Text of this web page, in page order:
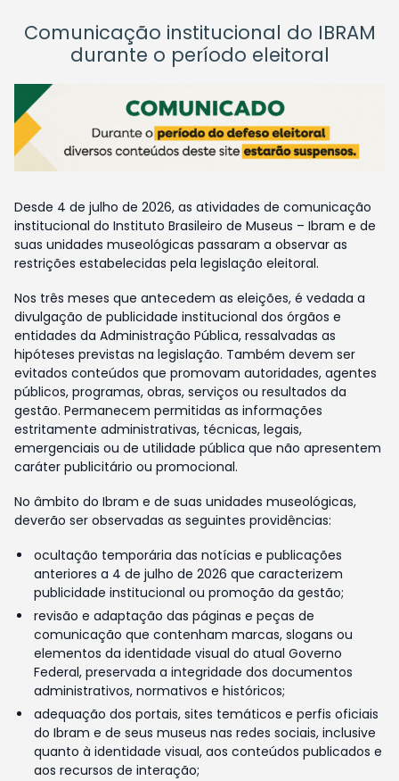
Comunicação institucional do IBRAM
durante o período eleitoral
Desde 4 de julho de 2026, as atividades de comunicação
institucional do Instituto Brasileiro de Museus – Ibram e de
suas unidades museológicas passaram a observar as
restrições estabelecidas pela legislação eleitoral.
Nos três meses que antecedem as eleições, é vedada a
divulgação de publicidade institucional dos órgãos e
entidades da Administração Pública, ressalvadas as
hipóteses previstas na legislação. Também devem ser
evitados conteúdos que promovam autoridades, agentes
públicos, programas, obras, serviços ou resultados da
gestão. Permanecem permitidas as informações
estritamente administrativas, técnicas, legais,
emergenciais ou de utilidade pública que não apresentem
caráter publicitário ou promocional.
No âmbito do Ibram e de suas unidades museológicas,
deverão ser observadas as seguintes providências:
ocultação temporária das notícias e publicações
anteriores a 4 de julho de 2026 que caracterizem
publicidade institucional ou promoção da gestão;
revisão e adaptação das páginas e peças de
comunicação que contenham marcas, slogans ou
elementos da identidade visual do atual Governo
Federal, preservada a integridade dos documentos
administrativos, normativos e históricos;
adequação dos portais, sites temáticos e perfis oficiais
do Ibram e de seus museus nas redes sociais, inclusive
quanto à identidade visual, aos conteúdos publicados e
aos recursos de interação;